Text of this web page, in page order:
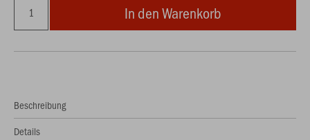
In den Warenkorb
Beschreibung
Details